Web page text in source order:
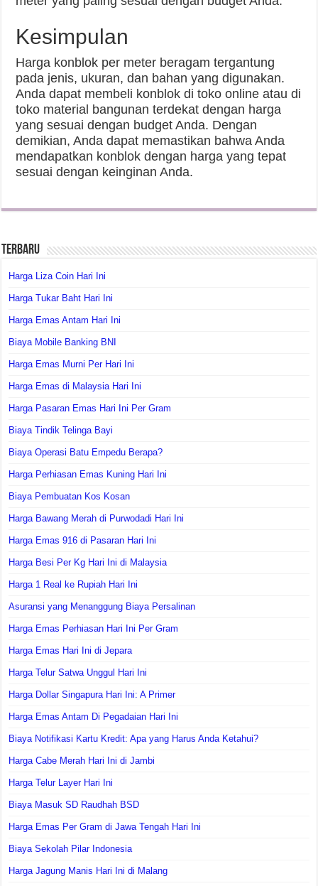
Kesimpulan
Harga konblok per meter beragam tergantung
pada jenis, ukuran, dan bahan yang digunakan.
Anda dapat membeli konblok di toko online atau di
toko material bangunan terdekat dengan harga
yang sesuai dengan budget Anda. Dengan
demikian, Anda dapat memastikan bahwa Anda
mendapatkan konblok dengan harga yang tepat
sesuai dengan keinginan Anda.
Terbaru
Harga Liza Coin Hari Ini
Harga Tukar Baht Hari Ini
Harga Emas Antam Hari Ini
Biaya Mobile Banking BNI
Harga Emas Murni Per Hari Ini
Harga Emas di Malaysia Hari Ini
Harga Pasaran Emas Hari Ini Per Gram
Biaya Tindik Telinga Bayi
Biaya Operasi Batu Empedu Berapa?
Harga Perhiasan Emas Kuning Hari Ini
Biaya Pembuatan Kos Kosan
Harga Bawang Merah di Purwodadi Hari Ini
Harga Emas 916 di Pasaran Hari Ini
Harga Besi Per Kg Hari Ini di Malaysia
Harga 1 Real ke Rupiah Hari Ini
Asuransi yang Menanggung Biaya Persalinan
Harga Emas Perhiasan Hari Ini Per Gram
Harga Emas Hari Ini di Jepara
Harga Telur Satwa Unggul Hari Ini
Harga Dollar Singapura Hari Ini: A Primer
Harga Emas Antam Di Pegadaian Hari Ini
Biaya Notifikasi Kartu Kredit: Apa yang Harus Anda Ketahui?
Harga Cabe Merah Hari Ini di Jambi
Harga Telur Layer Hari Ini
Biaya Masuk SD Raudhah BSD
Harga Emas Per Gram di Jawa Tengah Hari Ini
Biaya Sekolah Pilar Indonesia
Harga Jagung Manis Hari Ini di Malang